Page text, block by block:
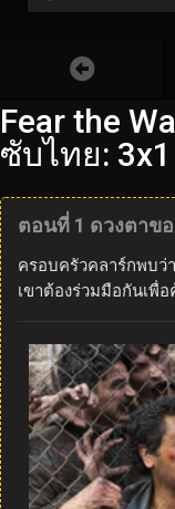
Fear the
ซับไทย: 3x1
ตอนที่ 1 ดวงตาข
ครอบครัวคลาร์กพบว่
เขาต้องร่วมมือกันเพื่